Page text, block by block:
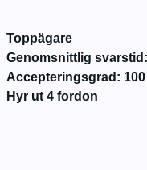
Toppägare
Genomsnittlig
Accepteringsgrad: 100
Hyr ut 4 fordon